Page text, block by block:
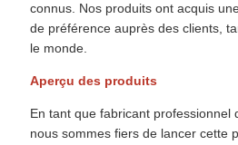
connus. Nos produits ont acquis
de préférence auprès des clients,
le monde.
Aperçu des produits
En tant que fabricant professionnel
nous sommes fiers de lancer cette